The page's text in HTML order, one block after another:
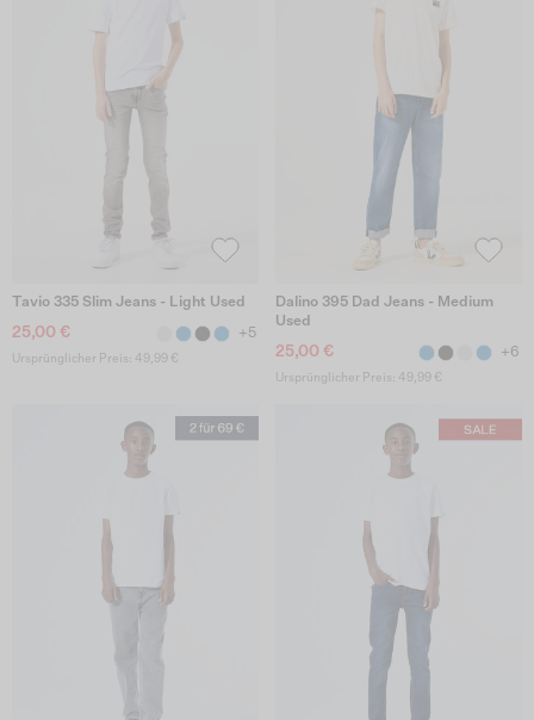
Tavio 335 Slim Jeans - Light Used
25,00 € +5
Ursprünglicher Preis: 49,99 €
Dalino 395 Dad Jeans - Medium
Used
25,00 € +6
Ursprünglicher Preis: 49,99 €